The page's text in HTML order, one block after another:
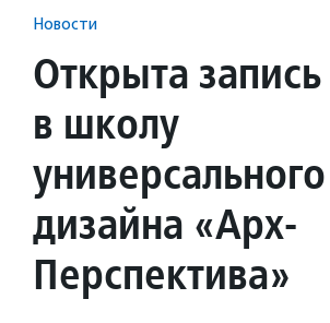
Новости
Открыта запись
в школу
универсального
дизайна «Арх-
Перспектива»